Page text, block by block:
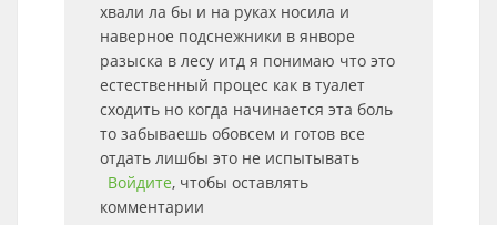
хвали ла бы и на руках носила и
наверное подснежники в янворе
разыска в лесу итд я понимаю что это
естественный процес как в туалет
сходить но когда начинается эта боль
то забываешь обовсем и готов все
отдать лишбы это не испытывать
Войдите, чтобы оставлять
комментарии